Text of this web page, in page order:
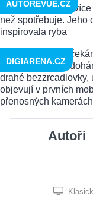
AUTOREVUE.CZ
DIGIARENA.CZ
Autoři